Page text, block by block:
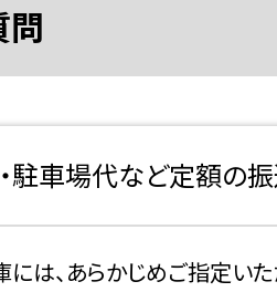
問
駐車場代など定額の
には、あらかじめご指定い